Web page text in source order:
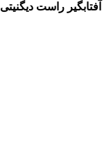
راست دیگنیتی